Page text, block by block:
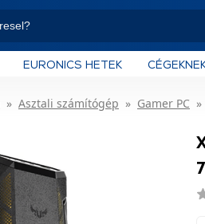
EURONICS HETEK
Asztali számítógép Gamer PC